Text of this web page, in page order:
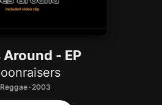
Around - EP
Reggae · 2003